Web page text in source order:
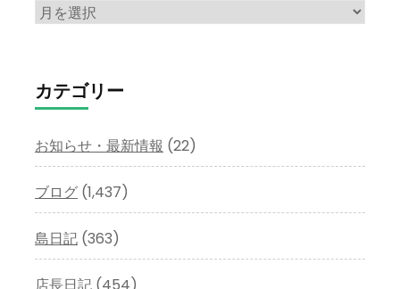
ア
イ
ブ
カテゴリー
お知らせ・最新情報 (22)
ブログ (1,437)
島日記 (363)
店長日記 (454)